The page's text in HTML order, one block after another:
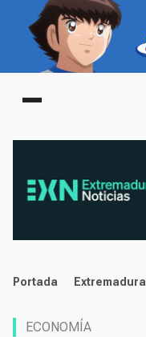
Main menu
noticias
Portada Extremadura
ECONOMÍA